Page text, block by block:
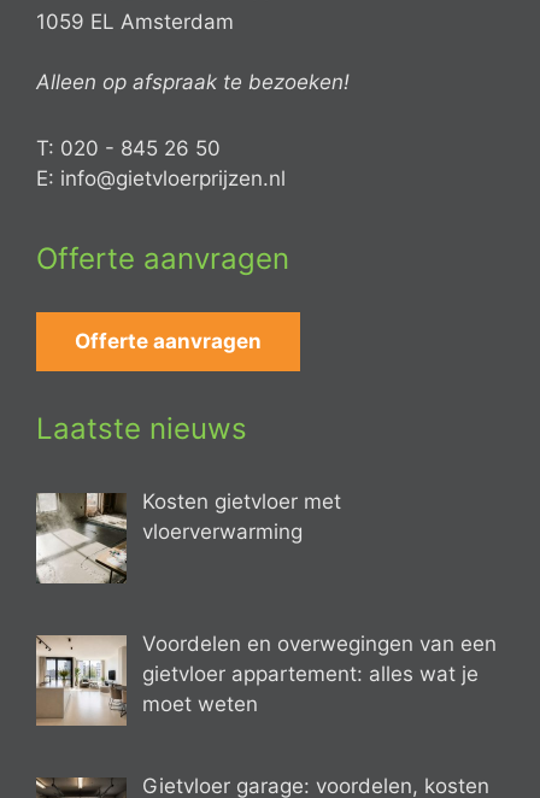
1059 EL Amsterdam
Alleen op afspraak te bezoeken!
T: 020 - 845 26 50
E: info@gietvloerprijzen.nl
Offerte aanvragen
Offerte aanvragen
Laatste nieuws
Kosten gietvloer met
vloerverwarming
Voordelen en overwegingen van een
gietvloer appartement: alles wat je
moet weten
Gietvloer garage: voordelen, kosten